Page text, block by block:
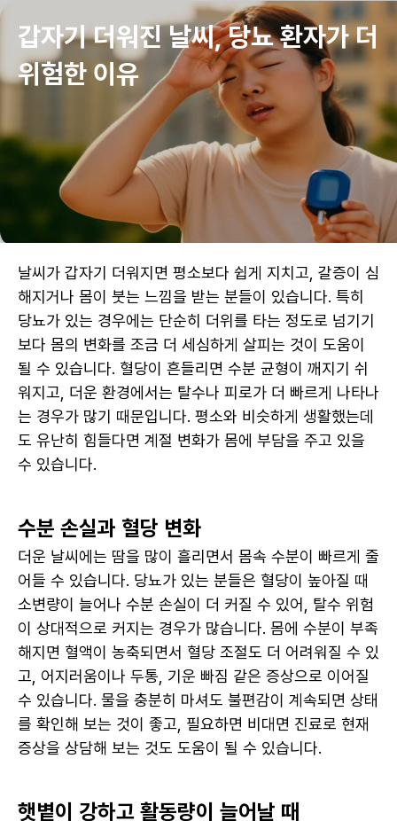
갑자기 더워진 날씨, 당뇨 환자가 더
위험한 이유
날씨가 갑자기 더워지면 평소보다 쉽게 지치고, 갈증이 심
해지거나 몸이 붓는 느낌을 받는 분들이 있습니다. 특히
당뇨가 있는 경우에는 단순히 더위를 타는 정도로 넘기기
보다 몸의 변화를 조금 더 세심하게 살피는 것이 도움이
될 수 있습니다. 혈당이 흔들리면 수분 균형이 깨지기 쉬
워지고, 더운 환경에서는 탈수나 피로가 더 빠르게 나타나
는 경우가 많기 때문입니다. 평소와 비슷하게 생활했는데
도 유난히 힘들다면 계절 변화가 몸에 부담을 주고 있을
수 있습니다.
수분 손실과 혈당 변화
더운 날씨에는 땀을 많이 흘리면서 몸속 수분이 빠르게 줄
어들 수 있습니다. 당뇨가 있는 분들은 혈당이 높아질 때
소변량이 늘어나 수분 손실이 더 커질 수 있어, 탈수 위험
이 상대적으로 커지는 경우가 많습니다. 몸에 수분이 부족
해지면 혈액이 농축되면서 혈당 조절도 더 어려워질 수 있
고, 어지러움이나 두통, 기운 빠짐 같은 증상으로 이어질
수 있습니다. 물을 충분히 마셔도 불편감이 계속되면 상태
를 확인해 보는 것이 좋고, 필요하면 비대면 진료로 현재
증상을 상담해 보는 것도 도움이 될 수 있습니다.
햇볕이 강하고 활동량이 늘어날 때
건강·생활 정보, 건강매거진 | 굿닥